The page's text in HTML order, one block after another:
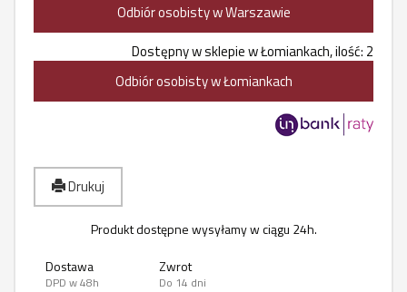
Odbiór osobisty w Warszawie
Dostępny w sklepie w Łomiankach, ilość: 2
Odbiór osobisty w Łomiankach
Drukuj
Produkt dostępne wysyłamy w ciągu 24h.
Dostawa
DPD w 48h
Zwrot
Do 14 dni